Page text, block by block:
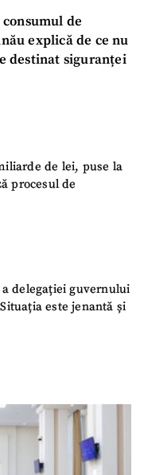
de
explică de ce nu
destinat siguranței
de lei, puse la
procesul de
a delegației guvernului
este jenantă și